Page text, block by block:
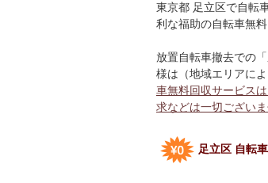
東京都 足立区で自転
利な福助の自転車無
放置自転車撤去での
様は（地域エリアに
車無料回収サービス
求などは一切ござい
足立区 自転